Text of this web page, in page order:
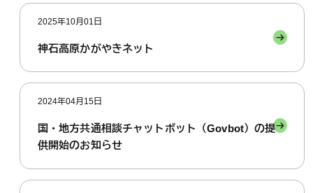
2025年10月01日
神石高原かがやきネット
2024年04月15日
国・地方共通相談チャットボット（Govbot）の提
供開始のお知らせ